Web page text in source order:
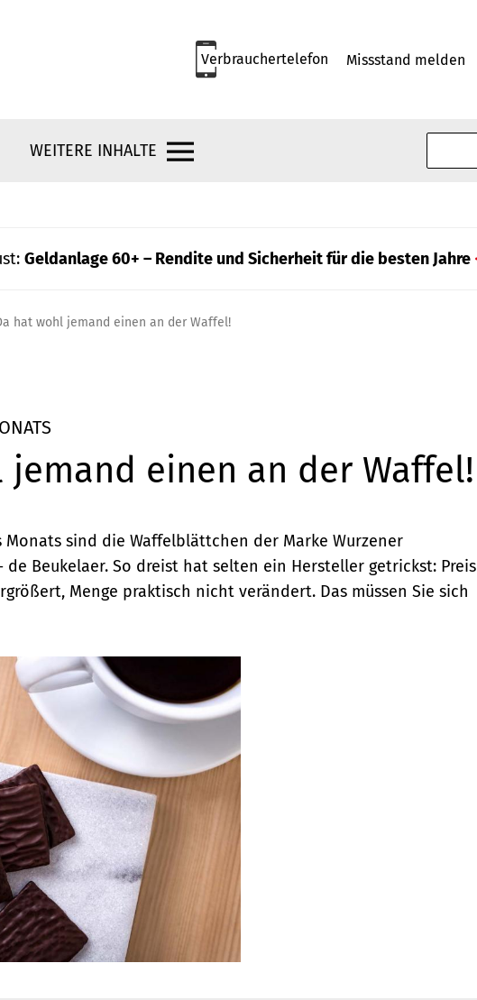
Verbrauchertelefon Missstand melden
WEITERE INHALTE
Geldanlage 60+ – Rendite und Sicherheit für die besten Jahre
hat wohl jemand einen an der Waffel!
jemand einen an der Waffel!
Monats sind die Waffelblättchen der Marke Wurzener
de Beukelaer. So dreist hat selten ein Hersteller getrickst: Preis
Menge praktisch nicht verändert. Das müssen Sie sich